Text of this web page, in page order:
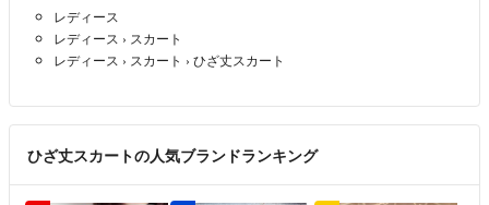
あと色は カーキ？ グレー？ どちらの方が近いでしょうか
ぱんだぱんだ - 5ヶ月前
レディース
レディース › スカート
レディース › スカート › ひざ丈スカート
ひざ丈スカートの人気ブランドランキング